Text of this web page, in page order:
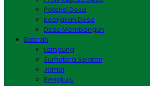
Potensi Desa
Kebijakan Desa
Desa Membangun
Daerah
Lampung
Sumatera Selatan
Jambi
Bengkulu